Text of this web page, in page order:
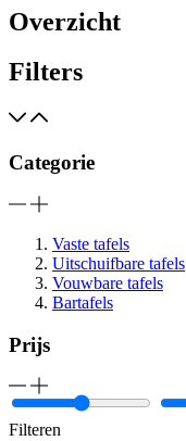
Overzicht
Filters
Categorie
Vaste tafels
Uitschuifbare tafels
Vouwbare tafels
Bartafels
Prijs
Filteren